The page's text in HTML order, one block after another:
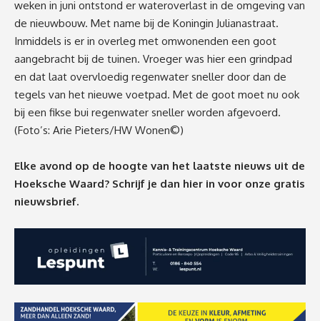
weken in juni ontstond er wateroverlast in de omgeving van
de nieuwbouw. Met name bij de Koningin Julianastraat.
Inmiddels is er in overleg met omwonenden een goot
aangebracht bij de tuinen. Vroeger was hier een grindpad
en dat laat overvloedig regenwater sneller door dan de
tegels van het nieuwe voetpad. Met de goot moet nu ook
bij een fikse bui regenwater sneller worden afgevoerd.
(Foto’s: Arie Pieters/HW Wonen©)
Elke avond op de hoogte van het laatste nieuws uit de
Hoeksche Waard? Schrijf je dan hier in voor onze gratis
nieuwsbrief.